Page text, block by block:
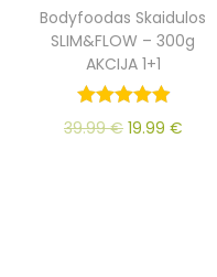
Bodyfoodas Skaidulos
SLIM&FLOW – 300g
AKCIJA 1+1
39.99€ 19.99 €